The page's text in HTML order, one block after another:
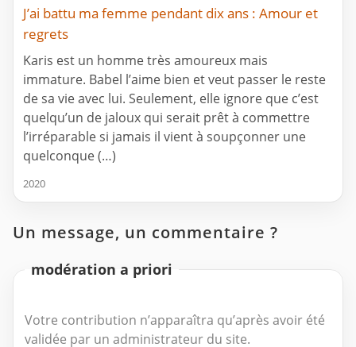
J’ai battu ma femme pendant dix ans : Amour et
regrets
Karis est un homme très amoureux mais
immature. Babel l’aime bien et veut passer le reste
de sa vie avec lui. Seulement, elle ignore que c’est
quelqu’un de jaloux qui serait prêt à commettre
l’irréparable si jamais il vient à soupçonner une
quelconque (…)
2020
Un message, un commentaire ?
modération a priori
Votre contribution n’apparaîtra qu’après avoir été
validée par un administrateur du site.